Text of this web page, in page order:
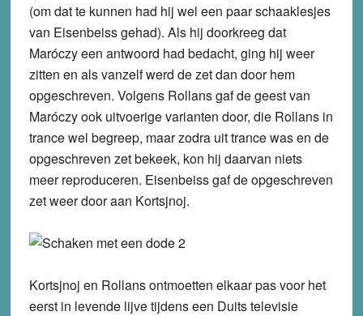
(om dat te kunnen had hij wel een paar schaaklesjes
van Eisenbeiss gehad). Als hij doorkreeg dat
Maróczy een antwoord had bedacht, ging hij weer
zitten en als vanzelf werd de zet dan door hem
opgeschreven. Volgens Rollans gaf de geest van
Maróczy ook uitvoerige varianten door, die Rollans in
trance wel begreep, maar zodra uit trance was en de
opgeschreven zet bekeek, kon hij daarvan niets
meer reproduceren. Eisenbeiss gaf de opgeschreven
zet weer door aan Kortsjnoj.
Kortsjnoj en Rollans ontmoetten elkaar pas voor het
eerst in levende lijve tijdens een Duits televisie